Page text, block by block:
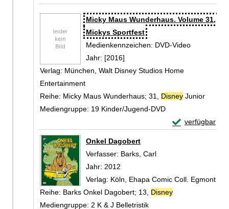
Suchergebnis
Zu den Suchfiltern springen
Micky Maus Wunderhaus. Volume 31,
Mickys Sportfest
Suche nach diesem Verfasser
Medienkennzeichen: DVD-Video
Jahr: [2016]
Verlag: München, Walt Disney Studios Home
Entertainment
Reihe: Micky Maus Wunderhaus; 31, Disney Junior
Mediengruppe: 19 Kinder/Jugend-DVD
verfügbar
Exemplar-
Onkel Dagobert
Verfasser: Barks, Carl
Jahr: 2012
Verlag: Köln, Ehapa Comic Coll. Egmont
Reihe: Barks Onkel Dagobert; 13, Disney
Mediengruppe: 2 K & J Belletristik